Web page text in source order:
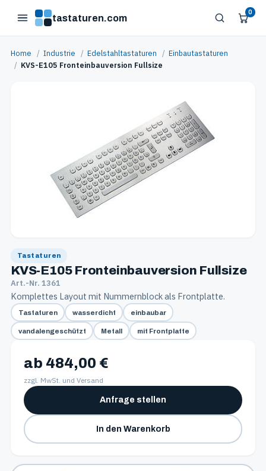
tastaturen.com
0
Home / Industrie / Edelstahltastaturen / Einbautastaturen
/ KVS-E105 Fronteinbauversion Fullsize
Tastaturen
KVS-E105 Fronteinbauversion Fullsize
Art.-Nr. 1361
Komplettes Layout mit Nummernblock als Frontplatte.
Tastaturen wasserdicht einbaubar
vandalengeschützt Metall mit Frontplatte
ab 484,00 €
zzgl. MwSt. und Versand
In den Warenkorb
Anfrage stellen